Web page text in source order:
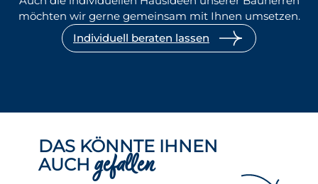
möchten wir gerne gemeinsam mit Ihnen umsetzen.
Individuell beraten lassen
DAS KÖNNTE IHNEN
AUCH gefallen